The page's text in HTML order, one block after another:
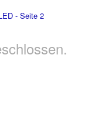
- Seite 2